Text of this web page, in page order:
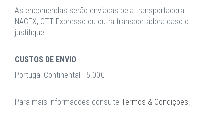
As encomendas serão enviadas pela transportadora
NACEX, CTT Expresso ou outra transportadora caso o
justifique.
CUSTOS DE ENVIO
Portugal Continental - 5.00€
Para mais informações consulte Termos & Condições.